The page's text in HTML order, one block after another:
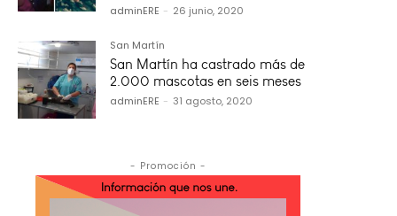
adminERE - 26 junio, 2020
San Martín
San Martín ha castrado más de
2.000 mascotas en seis meses
adminERE - 31 agosto, 2020
- Promoción -